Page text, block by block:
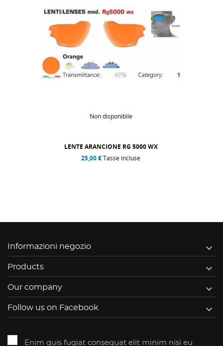
Non disponibile
LENTE ARANCIONE RG 5000 WX
25,00 €Tasse incluse
Informazioni negozio 
Products 
Our company 
Follow us on Facebook 
Enim quis fugiat consequat elit minim nisi eu